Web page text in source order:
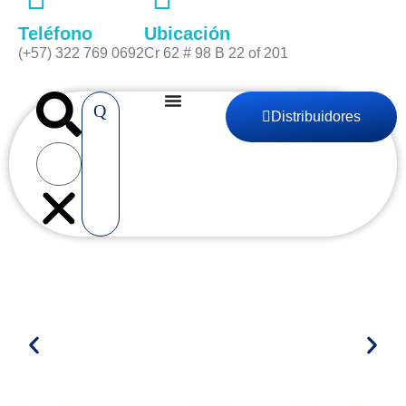
Teléfono
(+57) 322 769 0692
Ubicación
Cr 62 # 98 B 22 of 201
Distribuidores